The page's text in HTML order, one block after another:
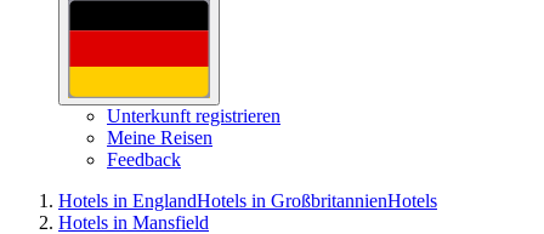
Unterkunft registrieren
Meine Reisen
Feedback
Hotels in EnglandHotels in GroßbritannienHotels
Hotels in Mansfield